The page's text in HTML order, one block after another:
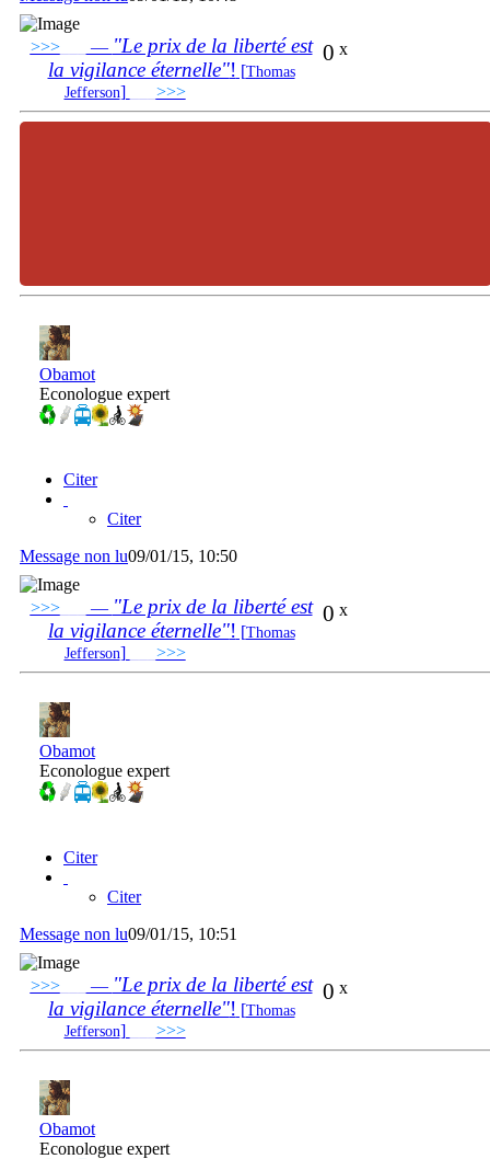
0 x
>>>___ — "Le prix de la liberté est
la vigilance éternelle"! [Thomas
Jefferson] >>>______________________________
Obamot
Econologue expert
Citer
Citer
Message non lu09/01/15, 10:50
0 x
>>>___ — "Le prix de la liberté est
la vigilance éternelle"! [Thomas
Jefferson] >>>______________________________
Obamot
Econologue expert
Citer
Citer
Message non lu09/01/15, 10:51
0 x
>>>___ — "Le prix de la liberté est
la vigilance éternelle"! [Thomas
Jefferson] >>>______________________________
Obamot
Econologue expert